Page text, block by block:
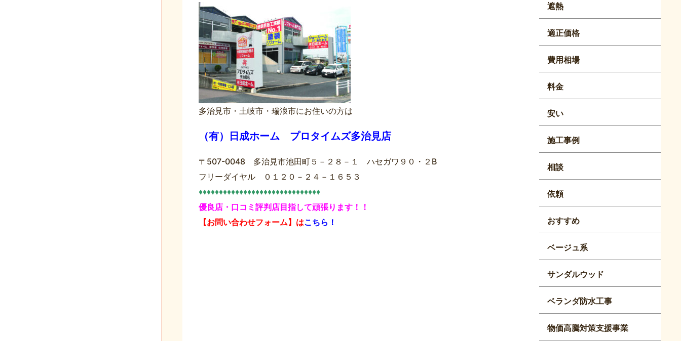
多治見市・土岐市・瑞浪市にお住いの方は
（有）日成ホーム プロタイムズ多治見店
〒507-0048 多治見市池田町５－２８－１ ハセガワ９０・２B
フリーダイヤル ０１２０－２４－１６５３
♦♦♦♦♦♦♦♦♦♦♦♦♦♦♦♦♦♦♦♦♦♦♦♦♦♦♦♦♦♦
優良店・口コミ評判店目指して頑張ります！！
【お問い合わせフォーム】はこちら！
遮熱
適正価格
費用相場
料金
安い
施工事例
相談
依頼
おすすめ
ベージュ系
サンダルウッド
ベランダ防水工事
物価高騰対策支援事業